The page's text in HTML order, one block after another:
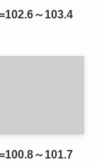
～103.4
～101.7